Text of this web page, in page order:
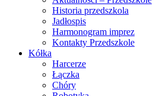
Historia przedszkola
Jadłospis
Harmonogram imprez
Kontakty Przedszkole
Kółka
Harcerze
Łączka
Chóry